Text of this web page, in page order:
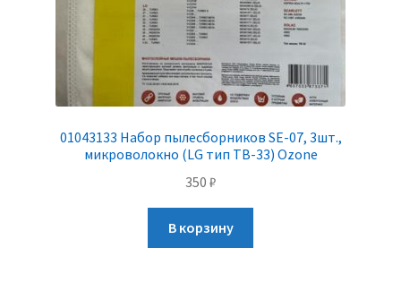
01043133 Набор пылесборников SE-07, 3шт.,
микроволокно (LG тип TB-33) Ozone
350 ₽
В корзину